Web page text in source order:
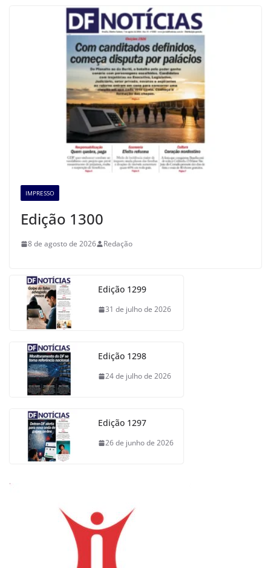
IMPRESSO
Edição 1300
8 de agosto de 2026 Redação
Edição 1299
31 de julho de 2026
Edição 1298
24 de julho de 2026
Edição 1297
26 de junho de 2026